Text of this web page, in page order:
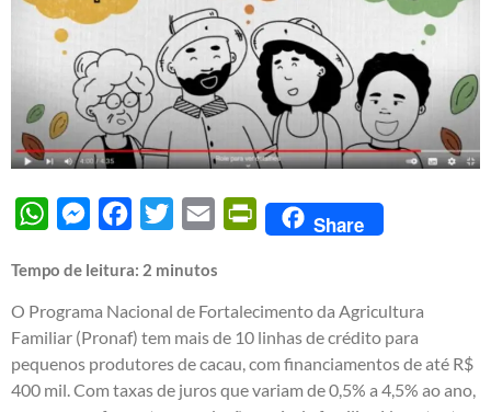
WhatsAppMessengerFacebook
Twitter Email PrintFriendly
Share
Tempo de leitura: 2 minutos
O Programa Nacional de Fortalecimento da Agricultura
Familiar (Pronaf) tem mais de 10 linhas de crédito para
pequenos produtores de cacau, com financiamentos de até R$
400 mil. Com taxas de juros que variam de 0,5% a 4,5% ao ano,